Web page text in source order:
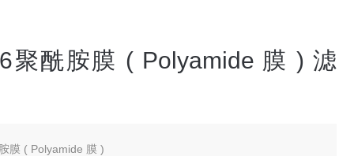
聚酰胺膜 ( Polyamide 膜 ) 滤
膜 ( Polyamide 膜 )